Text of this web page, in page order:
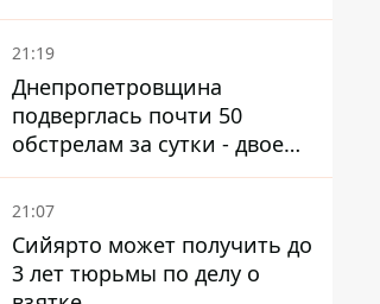
21:19
Днепропетровщина
подверглась почти 50
обстрелам за сутки - двое
погибших, шесть
пострадавших
21:07
Сийярто может получить до
3 лет тюрьмы по делу о